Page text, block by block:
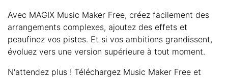
Avec MAGIX Music Maker Free, créez facilement des
arrangements complexes, ajoutez des effets et
peaufinez vos pistes. Et si vos ambitions grandissent,
évoluez vers une version supérieure à tout moment.
N'attendez plus ! Téléchargez Music Maker Free et